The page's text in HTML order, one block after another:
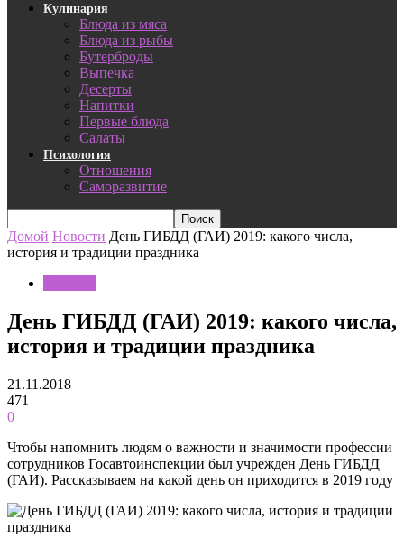
Кулинария
Блюда из мяса
Блюда из рыбы
Бутерброды
Выпечка
Десерты
Напитки
Первые блюда
Салаты
Психология
Отношения
Саморазвитие
Домой Новости День ГИБДД (ГАИ) 2019: какого числа,
история и традиции праздника
День ГИБДД (ГАИ) 2019: какого числа,
история и традиции праздника
21.11.2018
471
0
Чтобы напомнить людям о важности и значимости профессии
сотрудников Госавтоинспекции был учрежден День ГИБДД
(ГАИ). Рассказываем на какой день он приходится в 2019 году